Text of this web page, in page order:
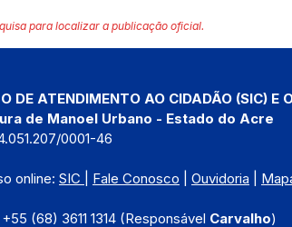
para localizar a publicação oficial.
DE ATENDIMENTO AO CIDADÃO (SIC) E
de Manoel Urbano - Estado do Acre
0001-46
online: SIC Fale Conosco Ouvidoria
+55 (68) 3611 1314 (Responsável Carvalho)